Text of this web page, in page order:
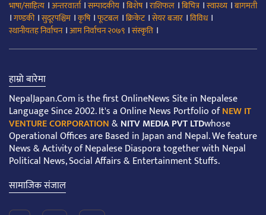
भाषा/साहित्य ।अन्तरवार्ता।सम्पादकीय ।बिशेष।राशिफल ।बिचित्र।स्वास्थ्य ।बागमती
।गण्डकी।सुदूरपश्चिम ।कृषि।फूटबल ।क्रिकेट।सेयर बजार ।विविध।
स्थानीयतह निर्वाचन।आम निर्वाचन २०७९ ।संस्कृति ।
हाम्रो बारेमा
NepalJapan.Com is the first OnlineNews Site in Nepalese
Language Since 2002. It's a Online News Portfolio ofNEW IT
VENTURE CORPORATION&NITV MEDIA PVT LTDwhose
Operational Offices are Based in Japan and Nepal. We feature
News & Activity of Nepalese Diaspora together with Nepal
Political News, Social Affairs & Entertainment Stuffs.
सामाजिक संजाल